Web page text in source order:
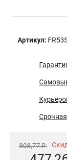
Артикул:
808,77 ₽